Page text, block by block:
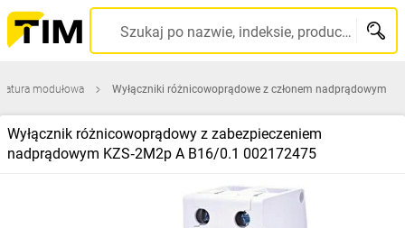
Szukaj po nazwie, indeksie, producencie, kodzie kreskowym...
modułowa Wyłączniki różnicowoprądowe z członem nadprądowym
Wyłącznik różnicowoprądowy z zabezpieczeniem
nadprądowym KZS‑2M2p A B16/0.1 002172475